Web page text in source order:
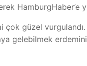
HamburgHaber’e
güzel
gelebilmek